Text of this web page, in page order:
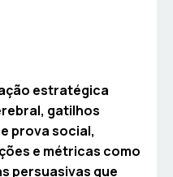
estratégica
gatilhos
prova social,
e métricas como
persuasivas que